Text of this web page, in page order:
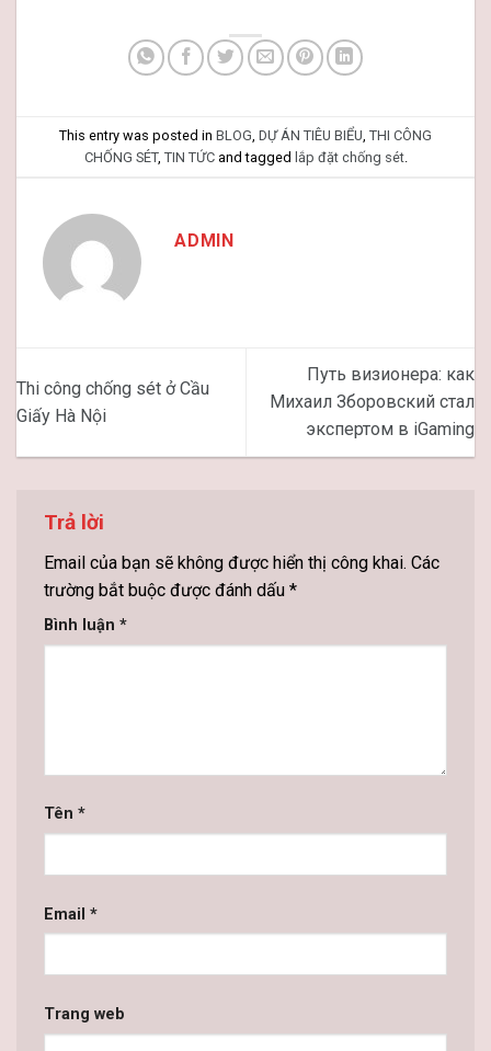
This entry was posted in BLOG DỰ ÁN TIÊU BIỂU THI CÔNG
CHỐNG SÉT, TIN TỨCand tagged lắp đặt chống sét.
ADMIN
Thi công chống sét ở Cầu
Giấy Hà Nội
Путь визионера: как
Михаил Зборовский стал
экспертом в iGaming
Trả lời
Email của bạn sẽ không được hiển thị công khai. Các
trường bắt buộc được đánh dấu *
Bình luận *
Tên *
Email *
Trang web